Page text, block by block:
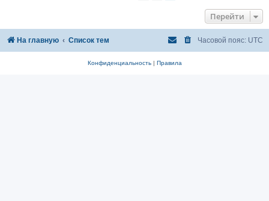
Перейти
На главную Список тем Часовой пояс: UTC
Конфиденциальность| Правила